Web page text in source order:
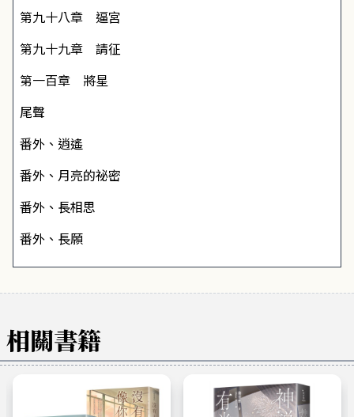
第九十八章 逼宮
第九十九章 請征
第一百章 將星
尾聲
番外、逍遙
番外、月亮的祕密
番外、長相思
番外、長願
相關書籍